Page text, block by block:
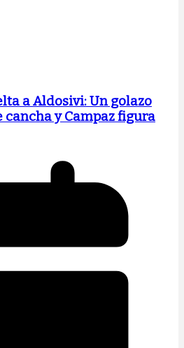
a Aldosivi: Un golazo
cancha y Campaz figura